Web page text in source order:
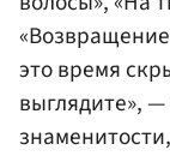
это время
выглядите»,